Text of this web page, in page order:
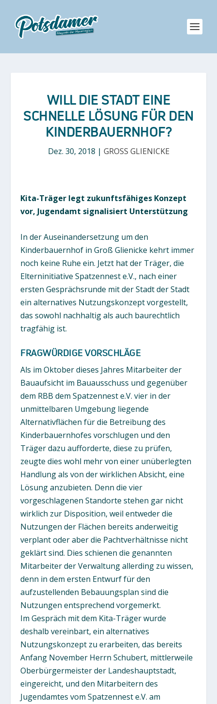
WILL DIE STADT EINE
SCHNELLE LÖSUNG FÜR DEN
KINDERBAUERNHOF?
Dez. 30, 2018 | GROSS GLIENICKE
Kita-Träger legt zukunftsfähiges Konzept
vor, Jugendamt signalisiert Unterstützung
In der Auseinandersetzung um den
Kinderbauernhof in Groß Glienicke kehrt immer
noch keine Ruhe ein. Jetzt hat der Träger, die
Elterninitiative Spatzennest e.V., nach einer
ersten Gesprächsrunde mit der Stadt der Stadt
ein alternatives Nutzungskonzept vorgestellt,
das sowohl nachhaltig als auch baurechtlich
tragfähig ist.
FRAGWÜRDIGE VORSCHLÄGE
Als im Oktober dieses Jahres Mitarbeiter der
Bauaufsicht im Bauausschuss und gegenüber
dem RBB dem Spatzennest e.V. vier in der
unmittelbaren Umgebung liegende
Alternativflächen für die Betreibung des
Kinderbauernhofes vorschlugen und den
Träger dazu aufforderte, diese zu prüfen,
zeugte dies wohl mehr von einer unüberlegten
Handlung als von der wirklichen Absicht, eine
Lösung anzubieten. Denn die vier
vorgeschlagenen Standorte stehen gar nicht
wirklich zur Disposition, weil entweder die
Nutzungen der Flächen bereits anderweitig
verplant oder aber die Pachtverhältnisse nicht
geklärt sind. Dies schienen die genannten
Mitarbeiter der Verwaltung allerding zu wissen,
denn in dem ersten Entwurf für den
aufzustellenden Bebauungsplan sind die
Nutzungen entsprechend vorgemerkt.
Im Gespräch mit dem Kita-Träger wurde
deshalb vereinbart, ein alternatives
Nutzungskonzept zu erarbeiten, das bereits
Anfang November Herrn Schubert, mittlerweile
Oberbürgermeister der Landeshauptstadt,
eingereicht, und den Mitarbeitern des
Jugendamtes vom Spatzennest e.V. am